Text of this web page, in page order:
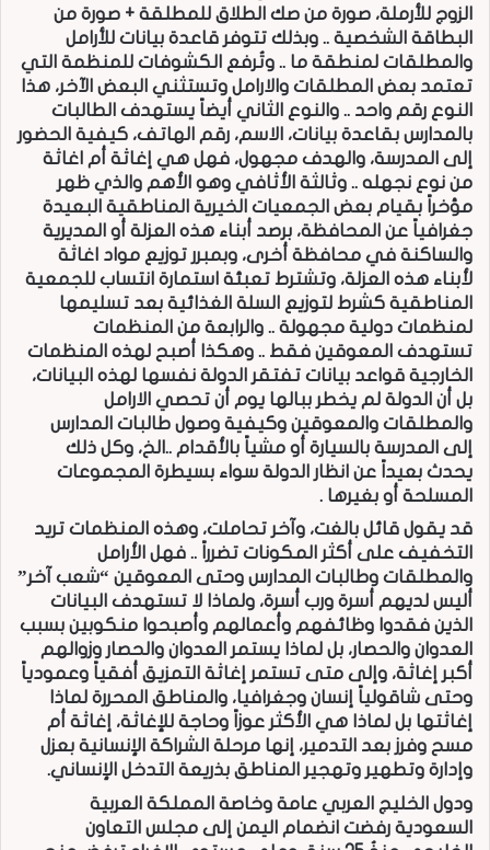
الزوج للأرملة، صورة من صك الطلاق للمطلقة + صورة من
البطاقة الشخصية .. وبذلك تتوفر قاعدة بيانات للأرامل
والمطلقات لمنطقة ما .. وتُرفع الكشوفات للمنظمة التي
تعتمد بعض المطلقات والارامل وتستثني البعض الآخر، هذا
النوع رقم واحد .. والنوع الثاني أيضاً يستهدف الطالبات
بالمدارس بقاعدة بيانات، الاسم، رقم الهاتف، كيفية الحضور
إلى المدرسة، والهدف مجهول، فهل هي إغاثة أم اغاثة
من نوع نجهله .. وثالثة الأثافي وهو الأهم والذي ظهر
مؤخراً بقيام بعض الجمعيات الخيرية المناطقية البعيدة
جغرافياً عن المحافظة، برصد أبناء هذه العزلة أو المديرية
والساكنة في محافظة أخرى، وبمبرر توزيع مواد اغاثة
لأبناء هذه العزلة، وتشترط تعبئة استمارة انتساب للجمعية
المناطقية كشرط لتوزيع السلة الغذائية بعد تسليمها
لمنظمات دولية مجهولة .. والرابعة من المنظمات
تستهدف المعوقين فقط .. وهكذا أصبح لهذه المنظمات
الخارجية قواعد بيانات تفتقر الدولة نفسها لهذه البيانات،
بل أن الدولة لم يخطر ببالها يوم أن تحصي الارامل
والمطلقات والمعوقين وكيفية وصول طالبات المدارس
إلى المدرسة بالسيارة أو مشياً بالأقدام ..الخ، وكل ذلك
يحدث بعيداً عن انظار الدولة سواء بسيطرة المجموعات
المسلحة أو بغيرها .
قد يقول قائل بالغت، وآخر تحاملت، وهذه المنظمات تريد
التخفيف على أكثر المكونات تضرراً .. فهل الأرامل
والمطلقات وطالبات المدارس وحتى المعوقين “شعب آخر”
أليس لديهم أسرة ورب أسرة، ولماذا لا تستهدف البيانات
الذين فقدوا وظائفهم وأعمالهم وأصبحوا منكوبين بسبب
العدوان والحصار، بل لماذا يستمر العدوان والحصار وزوالهم
أكبر إغاثة، وإلى متى تستمر إغاثة التمزيق أفقياً وعمودياً
وحتى شاقولياً إنسان وجغرافيا، والمناطق المحررة لماذا
إغاثتها بل لماذا هي الأكثر عوزاً وحاجة للإغاثة، إغاثة أم
مسح وفرز بعد التدمير، إنها مرحلة الشراكة الإنسانية بعزل
وإدارة وتطهير وتهجير المناطق بذريعة التدخل الإنساني.
ودول الخليج العربي عامة وخاصة المملكة العربية
السعودية رفضت انضمام اليمن إلى مجلس التعاون